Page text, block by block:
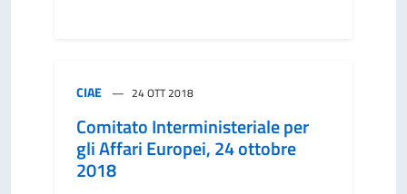
CIAE 24 OTT 2018
Comitato Interministeriale per
gli Affari Europei, 24 ottobre
2018